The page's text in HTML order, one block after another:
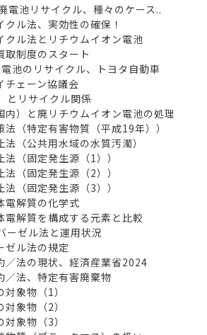
池リサイクル、種々のケース..
ル法、実効性の確保！
ル法とリチウムイオン電池
制度のスタート
のリサイクル、トヨタ自動車
ェーン協議会
リサイクル関係
）と廃リチウムイオン電池の処理
（特定有害物質（平成19年））
（公共用水域の水質汚濁）
（固定発生源（1））
（固定発生源（2））
（固定発生源（3））
解質の化学式
解質を構成する元素と比較
ゼル法と運用状況
ル法の規定
法の現状、経済産業省2024
法、特定有害廃棄物
象物（1）
象物（2）
象物（3）